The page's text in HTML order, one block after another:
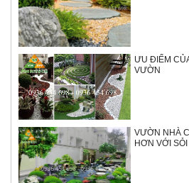
ƯU ĐIỂM
VƯỜN
VƯỜN NHÀ
HƠN VỚI